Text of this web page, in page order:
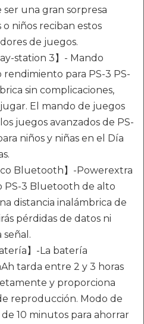
una gran sorpresa
niños reciban estos
de juegos.
station 3】- Mando
para PS-3 PS-
sin complicaciones,
El mando de juegos
juegos avanzados de PS-
niños y niñas en el Día
Bluetooth】-Powerextra
PS-3 Bluetooth de alto
distancia inalámbrica de
pérdidas de datos ni
】-La batería
tarda entre 2 y 3 horas
y proporciona
reproducción. Modo de
10 minutos para ahorrar